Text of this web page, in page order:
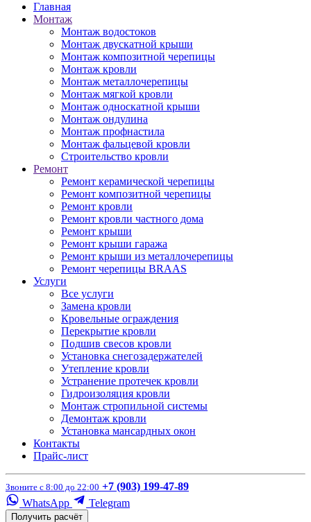
Главная
Монтаж
Монтаж водостоков
Монтаж двускатной крыши
Монтаж композитной черепицы
Монтаж кровли
Монтаж металлочерепицы
Монтаж мягкой кровли
Монтаж односкатной крыши
Монтаж ондулина
Монтаж профнастила
Монтаж фальцевой кровли
Строительство кровли
Ремонт
Ремонт керамической черепицы
Ремонт композитной черепицы
Ремонт кровли
Ремонт кровли частного дома
Ремонт крыши
Ремонт крыши гаража
Ремонт крыши из металлочерепицы
Ремонт черепицы BRAAS
Услуги
Все услуги
Замена кровли
Кровельные ограждения
Перекрытие кровли
Подшив свесов кровли
Установка снегозадержателей
Утепление кровли
Устранение протечек кровли
Гидроизоляция кровли
Монтаж стропильной системы
Демонтаж кровли
Установка мансардных окон
Контакты
Прайс-лист
Звоните с 8:00 до 22:00 +7 (903) 199-47-89
WhatsApp
Telegram
Получить расчёт